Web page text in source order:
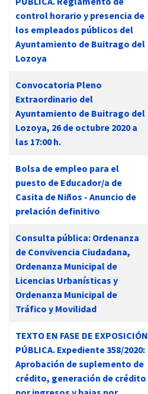
control horario y presencia de
los empleados públicos del
Ayuntamiento de Buitrago del
Lozoya
Convocatoria Pleno
Extraordinario del
Ayuntamiento de Buitrago del
Lozoya, 26 de octubre 2020 a
las 17:00 h.
Bolsa de empleo para el
puesto de Educador/a de
Casita de Niños - Anuncio de
prelación definitivo
Consulta pública: Ordenanza
de Convivencia Ciudadana,
Ordenanza Municipal de
Licencias Urbanísticas y
Ordenanza Municipal de
Tráfico y Movilidad
TEXTO EN FASE DE EXPOSICIÓN
PÚBLICA. Expediente 358/2020:
Aprobación de suplemento de
crédito, generación de crédito